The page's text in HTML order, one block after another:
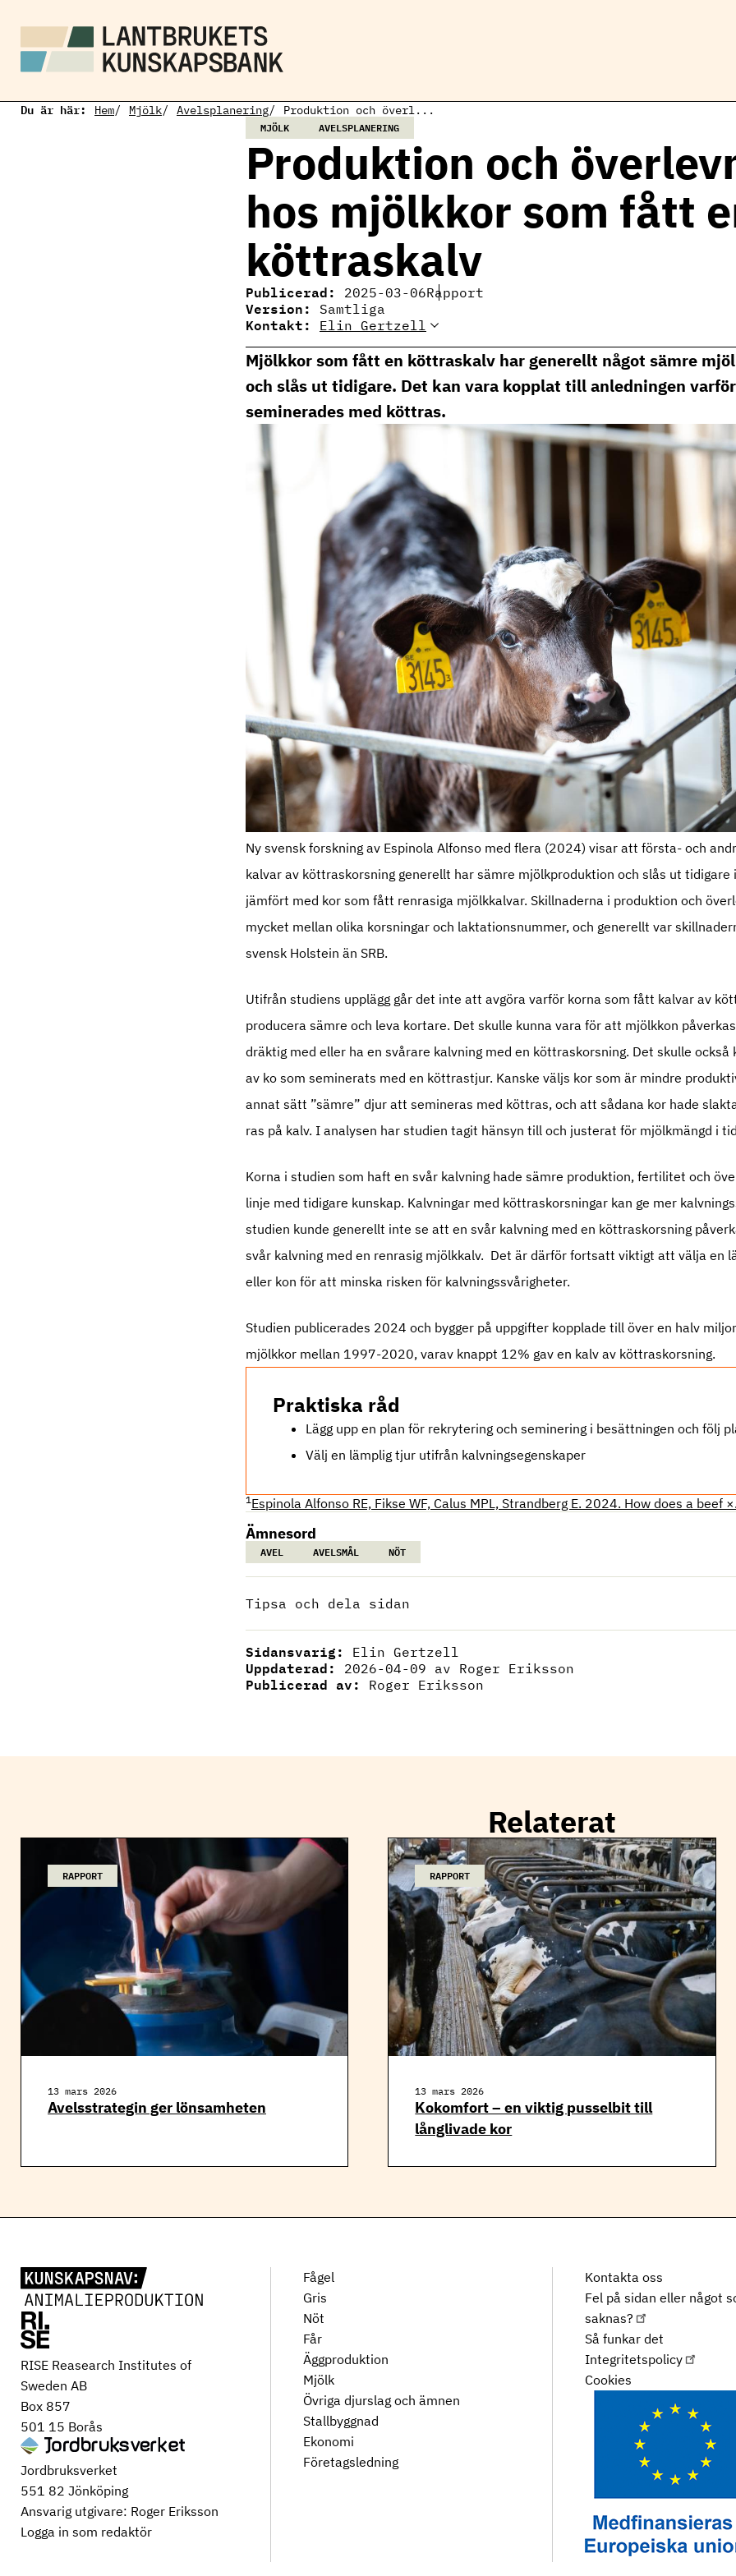
Du är här: Hem Mjölk Avelsplanering Produktion och överl...
MJÖLK AVELSPLANERING
Produktion och
hos mjölkkor som fått
köttraskalv
Publicerad: 2025-03-06Rapport
Version: Samtliga
Kontakt: Elin Gertzell
Elin Gertzell
Ämnesansvarig
mjölkproduktion
010 516 57 74
mjölkproduktion
Mjölkkor som fått en köttraskalv har generellt något sämre
och slås ut tidigare. Det kan vara kopplat till anledningen
seminerades med köttras.
Ny svensk forskning av Espinola Alfonso med flera (2024) visar att första- och
kalvar av köttraskorsning generellt har sämre mjölkproduktion och slås ut
jämfört med kor som fått renrasiga mjölkkalvar. Skillnaderna i produktion och
mycket mellan olika korsningar och laktationsnummer, och generellt var
svensk Holstein än SRB.
Utifrån studiens upplägg går det inte att avgöra varför korna som fått kalvar av
producera sämre och leva kortare. Det skulle kunna vara för att mjölkkon
dräktig med eller ha en svårare kalvning med en köttraskorsning. Det skulle också
av ko som seminerats med en köttrastjur. Kanske väljs kor som är mindre
annat sätt ”sämre” djur att semineras med köttras, och att sådana kor hade
ras på kalv. I analysen har studien tagit hänsyn till och justerat för mjölkmängd i
Korna i studien som haft en svår kalvning hade sämre produktion, fertilitet och
linje med tidigare kunskap. Kalvningar med köttraskorsningar kan ge mer
studien kunde generellt inte se att en svår kalvning med en köttraskorsning
svår kalvning med en renrasig mjölkkalv. Det är därför fortsatt viktigt att välja en
eller kon för att minska risken för kalvningssvårigheter.
Studien publicerades 2024 och bygger på uppgifter kopplade till över en halv
mjölkkor mellan 1997-2020, varav knappt 12% gav en kalv av köttraskorsning.
Praktiska råd
Lägg upp en plan för rekrytering och seminering i besättningen och följ
Välj en lämplig tjur utifrån kalvningsegenskaper
1Espinola Alfonso RE, Fikse WF, Calus MPL, Strandberg E. 2024. How does a beef
Ämnesord
AVEL AVELSMÅL NÖT
Tipsa och dela sidan
Sidansvarig: Elin Gertzell
Uppdaterad: 2026-04-09 av Roger Eriksson
Publicerad av: Roger Eriksson
Relaterat
RAPPORT
13 mars 2026
Avelsstrategin ger lönsamheten
RAPPORT
13 mars 2026
Kokomfort – en viktig pusselbit till
långlivade kor
RISE Reasearch Institutes of
Sweden AB
Box 857
501 15 Borås
Jordbruksverket
551 82 Jönköping
Ansvarig utgivare: Roger Eriksson
Logga in som redaktör
Fågel
Gris
Nöt
Får
Äggproduktion
Mjölk
Övriga djurslag och ämnen
Stallbyggnad
Ekonomi
Företagsledning
Kontakta oss
Fel på sidan eller något
saknas?
Så funkar det
Integritetspolicy
Cookies